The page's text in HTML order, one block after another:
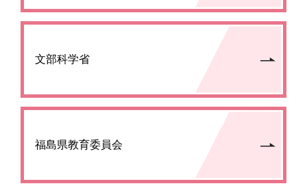
文部科学省
福島県教育委員会